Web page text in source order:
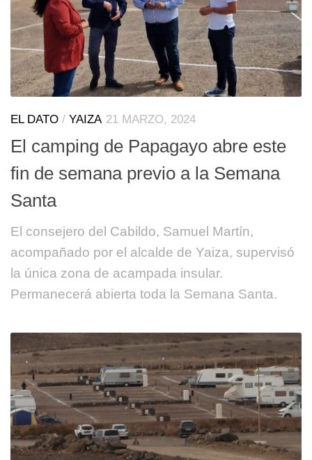
EL DATO / YAIZA 21 MARZO, 2024
El camping de Papagayo abre este
fin de semana previo a la Semana
Santa
El consejero del Cabildo, Samuel Martín,
acompañado por el alcalde de Yaiza, supervisó
la única zona de acampada insular.
Permanecerá abierta toda la Semana Santa.